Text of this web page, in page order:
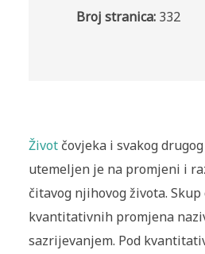
Broj stranica: 332
Životčovjeka i svakog
utemeljen je na promjeni i
čitavog njihovog života.
kvantitativnih promjena
sazrijevanjem. Pod